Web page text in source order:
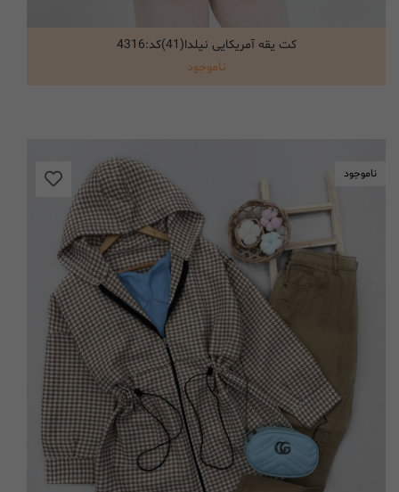
انتخاب گزینه ها
کت یقه آمریکایی نیلدا(41)کد:4316
ناموجود
ناموجود